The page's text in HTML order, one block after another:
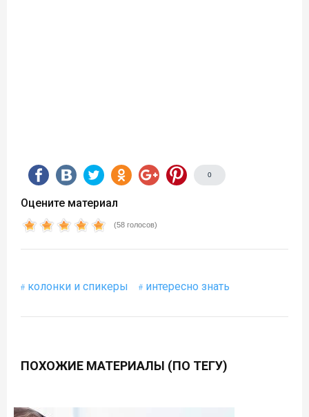
0
Оцените материал
(58 голосов)
колонки и спикеры интересно знать
ПОХОЖИЕ МАТЕРИАЛЫ (ПО ТЕГУ)